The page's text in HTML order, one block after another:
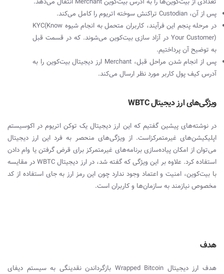
پس از آن، Custodian تراکنش سوخته اتریوم را کامل می‌کند.
در مرحله پنجم این فرآیند، کاربران متحمل به انجام شیوه KYC(Know
Your Customer)در آزاد سازی بیت‌کوین می‌شوند. که در قسمت قبل
به توضیح آن پرداختیم.
پس از انجام شدن مراحل قبل، Merchant ارز دیجیتال بیت‌کوین را به
آدرس کیف پول کاربر مورد نظر ارسال می‌کند.
ویژگی‌های ارز دیجیتالWBTC
در نوشته‌های پیشین گفتیم که این ارز دیجیتال یک توکن اتریوم در اکوسیستم
اپلیکیشن‌های غیرمتمرکزاست. از ویژگی‌های منحصر به فرد این ارز دیجیتال
می‌توان از امکان پیاده‌سازی برنامه‌های غیرمتمرکز برای قرض گرفتن یا وام دادن
استفاده کرد. علاوه بر این ویژگی که گفته شد، در ارز دیجیتالWBTCدر مقایسه
با بیت‌کوین، امنیت و اعتماد وجود ندارد چون این رمز ارز به جای استفاده از کد
مخصوص نیازمند به سازمان‌ها و کاربران است.
هدف
هدف ارز دیجیتال Wrapped Bitcoin بازگرداندن نقدینگی به سیستم دیفای